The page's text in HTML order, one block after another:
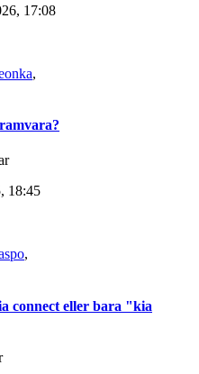
17:08
,
18:45
,
connect eller bara "kia